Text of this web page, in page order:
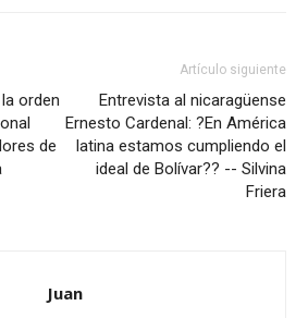
orden
de
Artículo siguiente
Entrevista al nicaragüense
Ernesto Cardenal: ?En América
latina estamos cumpliendo el
ideal de Bolívar?? -- Silvina
Friera
Juan